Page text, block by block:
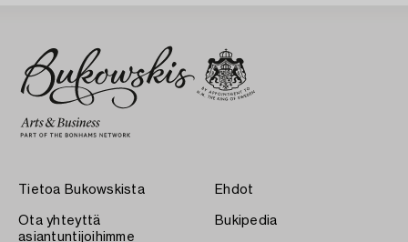
Tietoa Bukowskista
Ota yhteyttä
asiantuntijoihimme
Ehdot
Bukipedia